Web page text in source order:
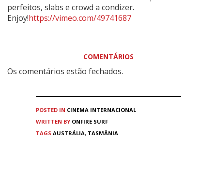
perfeitos, slabs e crowd a condizer.
Enjoy!https://vimeo.com/49741687
COMENTÁRIOS
Os comentários estão fechados.
POSTED IN CINEMA INTERNACIONAL
WRITTEN BY ONFIRE SURF
TAGS AUSTRÁLIA, TASMÂNIA